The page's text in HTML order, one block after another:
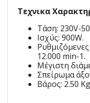
Τεχνικα
Τάση: 230V-
Ισχύς: 900W.
12.000 min-1.
Μέγιστη
Σπείρωμα
Βάρος: 2.50